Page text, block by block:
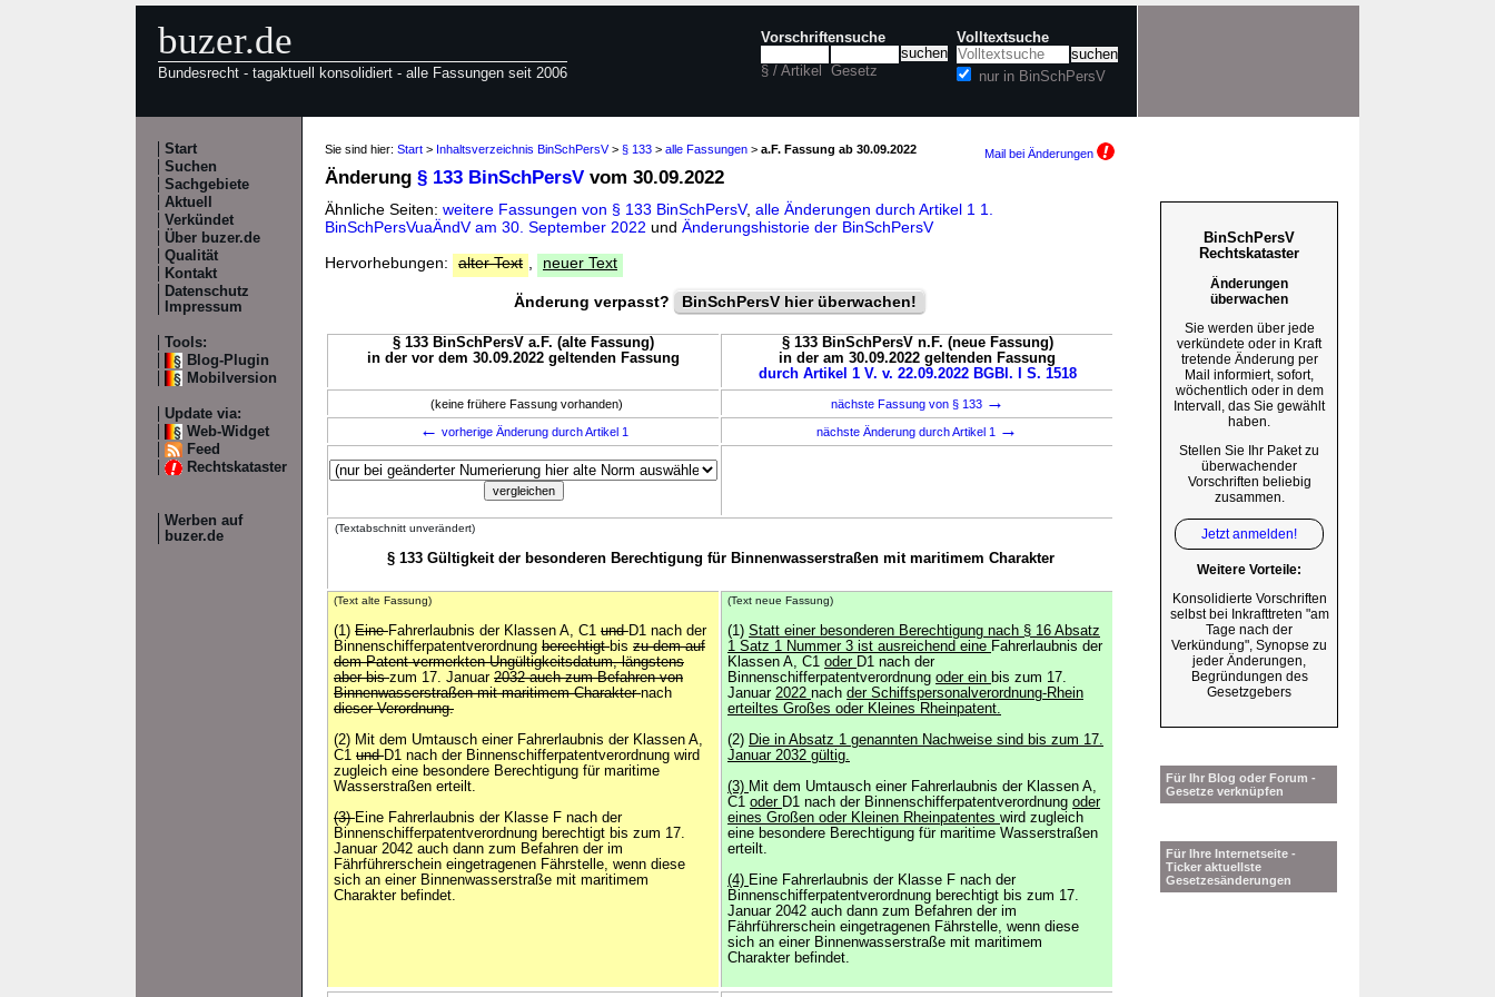
buzer.de
Bundesrecht - tagaktuell konsolidiert - alle Fassungen seit 2006
Vorschriftensuche
§ / Artikel Gesetz
Volltextsuche
nur in BinSchPersV
Start
Suchen
Sachgebiete
Aktuell
Verkündet
Über buzer.de
Qualität
Kontakt
Datenschutz
Impressum
Tools:
Blog-Plugin
Mobilversion
Update via:
Web-Widget
Feed
Rechtskataster
Werben auf
buzer.de
Sie sind hier: Start > Inhaltsverzeichnis BinSchPersV> § 133 > alle Fassungen > a.F. Fassung ab 30.09.2022 Mail bei Änderungen
Änderung § 133 BinSchPersV vom 30.09.2022
Ähnliche Seiten: weitere Fassungen von § 133 BinSchPersV, alle Änderungen durch Artikel 1 1.
BinSchPersVuaÄndV am 30. September 2022 und Änderungshistorie der BinSchPersV
Hervorhebungen:
alter Text neuer Text
Änderung verpasst? BinSchPersV hier überwachen!
§ 133 BinSchPersV a.F. (alte Fassung)
in der vor dem 30.09.2022 geltenden Fassung
§ 133 BinSchPersV n.F. (neue Fassung)
in der am 30.09.2022 geltenden Fassung
durch Artikel 1 V. v. 22.09.2022 BGBl. I S. 1518
(keine frühere Fassung vorhanden) nächste Fassung von § 133 →
← vorherige Änderung durch Artikel 1 nächste Änderung durch Artikel 1 →
(Textabschnitt unverändert)
§ 133 Gültigkeit der besonderen Berechtigung für Binnenwasserstraßen mit maritimem Charakter
(Text alte Fassung)
(1) EineFahrerlaubnis der Klassen A, C1 undD1 nach der
Binnenschifferpatentverordnung berechtigtbis zu dem auf
dem Patent vermerkten Ungültigkeitsdatum, längstens
aber biszum 17. Januar 2032 auch zum Befahren von
Binnenwasserstraßen mit maritimem Charakternach
dieser Verordnung.
(2) Mit dem Umtausch einer Fahrerlaubnis der Klassen A,
C1 undD1 nach der Binnenschifferpatentverordnung wird
zugleich eine besondere Berechtigung für maritime
Wasserstraßen erteilt.
(3)Eine Fahrerlaubnis der Klasse F nach der
Binnenschifferpatentverordnung berechtigt bis zum 17.
Januar 2042 auch dann zum Befahren der im
Fährführerschein eingetragenen Fährstelle, wenn diese
sich an einer Binnenwasserstraße mit maritimem
Charakter befindet.
(Text neue Fassung)
(1) Statt einer besonderen Berechtigung nach § 16 Absatz
1 Satz 1 Nummer 3 ist ausreichend eine Fahrerlaubnis der
Klassen A, C1 oder D1 nach der
Binnenschifferpatentverordnung oder ein bis zum 17.
Januar 2022 nach der Schiffspersonalverordnung-Rhein
erteiltes Großes oder Kleines Rheinpatent.
(2) Die in Absatz 1 genannten Nachweise sind bis zum 17.
Januar 2032 gültig.
(3) Mit dem Umtausch einer Fahrerlaubnis der Klassen A,
C1 oder D1 nach der Binnenschifferpatentverordnung oder
eines Großen oder Kleinen Rheinpatentes wird zugleich
eine besondere Berechtigung für maritime Wasserstraßen
erteilt.
(4) Eine Fahrerlaubnis der Klasse F nach der
Binnenschifferpatentverordnung berechtigt bis zum 17.
Januar 2042 auch dann zum Befahren der im
Fährführerschein eingetragenen Fährstelle, wenn diese
sich an einer Binnenwasserstraße mit maritimem
Charakter befindet.
BinSchPersV
Rechtskataster
Änderungen
überwachen
Sie werden über jede
verkündete oder in Kraft
tretende Änderung per
Mail informiert, sofort,
wöchentlich oder in dem
Intervall, das Sie gewählt
haben.
Stellen Sie Ihr Paket zu
überwachender
Vorschriften beliebig
zusammen.
Jetzt anmelden!
Weitere Vorteile:
Konsolidierte Vorschriften
selbst bei Inkrafttreten "am
Tage nach der
Verkündung", Synopse zu
jeder Änderungen,
Begründungen des
Gesetzgebers
Für Ihr Blog oder Forum -
Gesetze verknüpfen
Für Ihre Internetseite -
Ticker aktuellste
Gesetzesänderungen